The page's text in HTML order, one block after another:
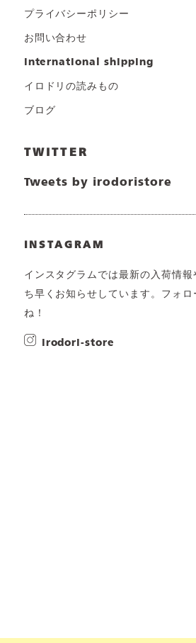
プライバシーポリシー
お問い合わせ
international shipping
イロドリの読みもの
ブログ
TWITTER
Tweets by irodoristore
INSTAGRAM
インスタグラムでは最新の入荷情
ち早くお知らせしています。フォ
ね！
irodori-store